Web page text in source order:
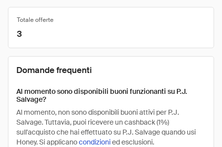
Totale offerte
3
Domande frequenti
Al momento sono disponibili buoni funzionanti su P.J.
Salvage?
Al momento, non sono disponibili buoni attivi per P.J.
Salvage. Tuttavia, puoi ricevere un cashback (1%)
sull'acquisto che hai effettuato su P.J. Salvage quando usi
Honey. Si applicanocondizionied esclusioni.